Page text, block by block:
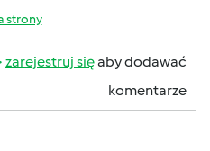
strony
zarejestruj sięaby dodawać
komentarze